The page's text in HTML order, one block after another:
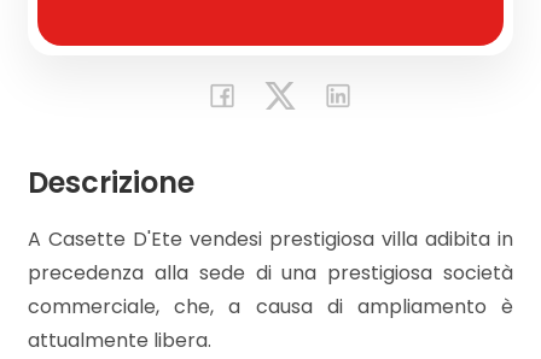
Descrizione
A Casette D'Ete vendesi prestigiosa villa adibita in
precedenza alla sede di una prestigiosa società
commerciale, che, a causa di ampliamento è
attualmente libera.
Prezzo